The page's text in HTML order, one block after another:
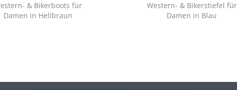
& Bikerboots für
Damen in Hellbraun
Western- & Bikerstiefel für
Damen in Blau